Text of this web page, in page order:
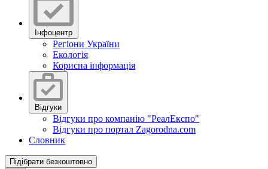
Інфоцентр
Регіони України
Екологія
Корисна інформація
Відгуки
Відгуки про компанію "РеалЕкспо"
Відгуки про портал Zagorodna.com
Словник
Підібрати безкоштовно